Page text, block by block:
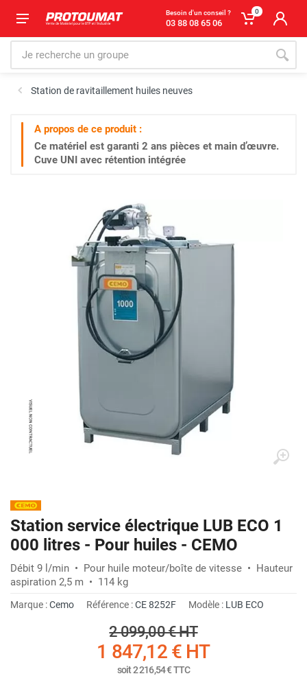
Besoin d'un conseil ?
03 88 08 65 06
0
Station de ravitaillement huiles neuves
A propos de ce produit :
Ce matériel est garanti 2 ans pièces et main d’œuvre.
Cuve UNI avec rétention intégrée
Station service électrique LUB ECO 1
000 litres - Pour huiles - CEMO
Débit 9 l/min • Pour huile moteur/boîte de vitesse • Hauteur
aspiration 2,5 m • 114 kg
Marque :Cemo Référence :CE 8252F Modèle : LUB ECO
2 099,00 €HT
1 847,12 € HT
soit2 216,54 €TTC